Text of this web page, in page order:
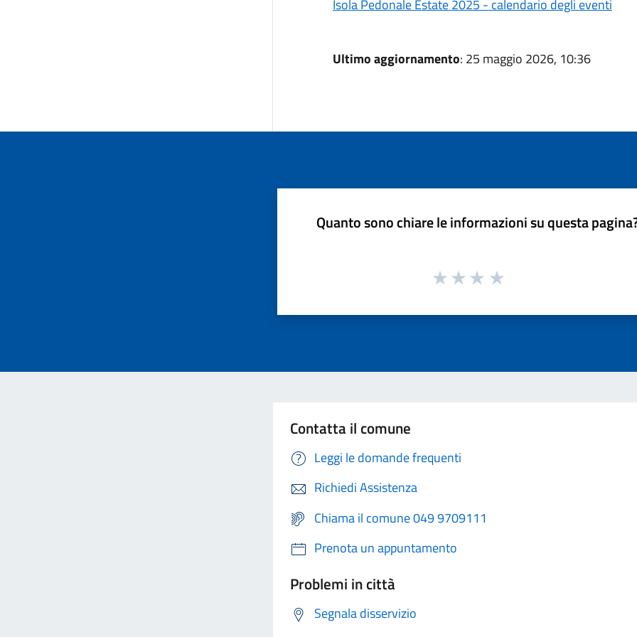
Isola Pedonale Estate 2025 - calendario degli eventi
Ultimo aggiornamento: 25 maggio 2026, 10:36
Quanto sono chiare le informazioni su questa
Contatta il comune
Leggi le domande frequenti
Richiedi Assistenza
Chiama il comune 049 9709111
Prenota un appuntamento
Problemi in città
Segnala disservizio